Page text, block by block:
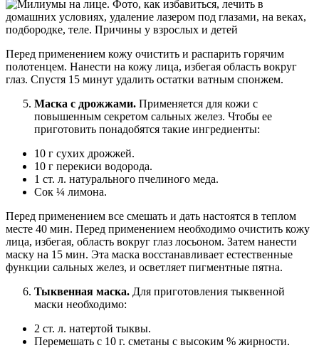
Перед применением кожу очистить и распарить горячим
полотенцем. Нанести на кожу лица, избегая область вокруг
глаз. Спустя 15 минут удалить остатки ватным спонжем.
Маска с дрожжами. Применяется для кожи с
повышенным секретом сальных желез. Чтобы ее
приготовить понадобятся такие ингредиенты:
10 г сухих дрожжей.
10 г перекиси водорода.
1 ст. л. натурального пчелиного меда.
Сок ¼ лимона.
Перед применением все смешать и дать настоятся в теплом
месте 40 мин. Перед применением необходимо очистить кожу
лица, избегая, область вокруг глаз лосьоном. Затем нанести
маску на 15 мин. Эта маска восстанавливает естественные
функции сальных желез, и осветляет пигментные пятна.
Тыквенная маска. Для приготовления тыквенной
маски необходимо:
2 ст. л. натертой тыквы.
Перемешать с 10 г. сметаны с высоким % жирности.